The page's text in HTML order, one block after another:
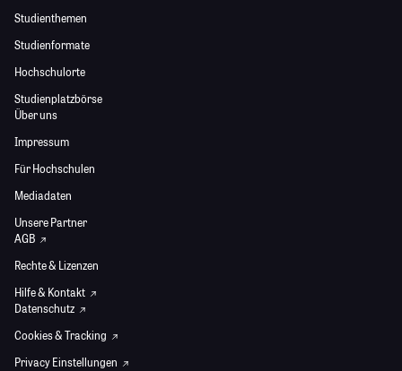
Studienthemen
Studienformate
Hochschulorte
Studienplatzbörse
Über uns
Impressum
Für Hochschulen
Mediadaten
Unsere Partner
AGB
Rechte & Lizenzen
Hilfe & Kontakt
Datenschutz
Cookies & Tracking
Privacy Einstellungen